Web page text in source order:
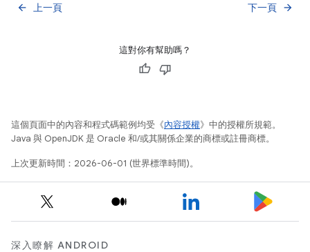
上一頁
arrow_back 下一頁 arrow_forward
這對你有幫助嗎？
這個頁面中的內容和程式碼範例均受《內容授權》中的授權所規範。
Java 與 OpenJDK 是 Oracle 和/或其關係企業的商標或註冊商標。
上次更新時間：2026-06-01 (世界標準時間)。
深入瞭解 ANDROID